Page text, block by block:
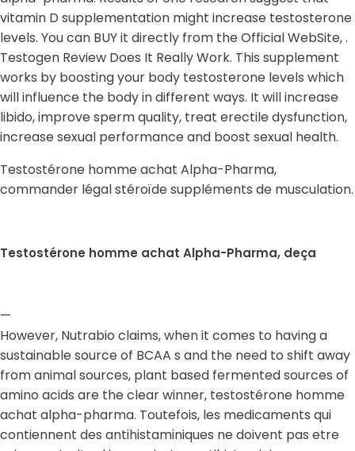
vitamin D supplementation might increase testosterone
levels. You can BUY it directly from the Official WebSite, .
Testogen Review Does It Really Work. This supplement
works by boosting your body testosterone levels which
will influence the body in different ways. It will increase
libido, improve sperm quality, treat erectile dysfunction,
increase sexual performance and boost sexual health.
Testostérone homme achat Alpha-Pharma,
commander légal stéroïde suppléments de musculation.
Testostérone homme achat Alpha-Pharma, deça
—
However, Nutrabio claims, when it comes to having a
sustainable source of BCAA s and the need to shift away
from animal sources, plant based fermented sources of
amino acids are the clear winner, testostérone homme
achat alpha-pharma. Toutefois, les medicaments qui
contiennent des antihistaminiques ne doivent pas etre